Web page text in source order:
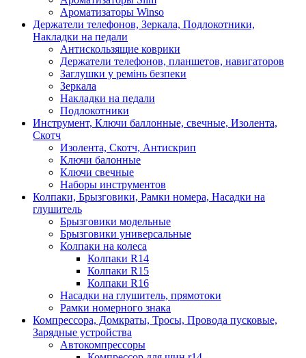
Ароматизаторы Winso
Держатели телефонов, Зеркала, Подлокотники,
Накладки на педали
Антискользящие коврики
Держатели телефонов, планшетов, навигаторов
Заглушки у ремінь безпеки
Зеркала
Накладки на педали
Подлокотники
Инструмент, Ключи баллонные, свечные, Изолента,
Скотч
Изолента, Скотч, Антискрип
Ключи балонные
Ключи свечные
Наборы инструментов
Колпаки, Брызговики, Рамки номера, Насадки на
глушитель
Брызговики модельные
Брызговики универсальные
Колпаки на колеса
Колпаки R14
Колпаки R15
Колпаки R16
Насадки на глушитель, прямотоки
Рамки номерного знака
Компрессора, Домкраты, Тросы, Провода пусковые,
Зарядные устройства
Автокомпрессоры